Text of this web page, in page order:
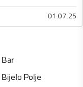
01.07.25
Bar
Bijelo Polje